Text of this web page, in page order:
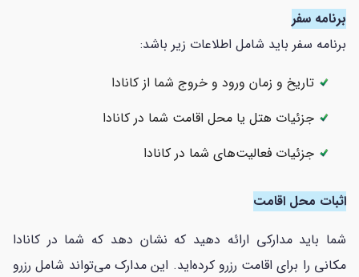
برنامه سفر
برنامه سفر باید شامل اطلاعات زیر باشد:
تاریخ و زمان ورود و خروج شما از کانادا
جزئیات هتل یا محل اقامت شما در کانادا
جزئیات فعالیت‌های شما در کانادا
اثبات محل اقامت
شما باید مدارکی ارائه دهید که نشان دهد که شما در کانادا
مکانی را برای اقامت رزرو کرده‌اید. این مدارک می‌تواند شامل رزرو